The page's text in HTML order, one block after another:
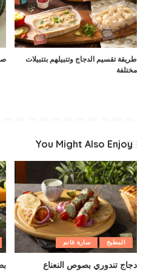
طريقة تقسيم الدجاج وتتبيلهم بتتبيلات
مختلفة
You Might Also Enjoy
المطبخ سارة غانم
دجاج تندوري بصوص النعناع